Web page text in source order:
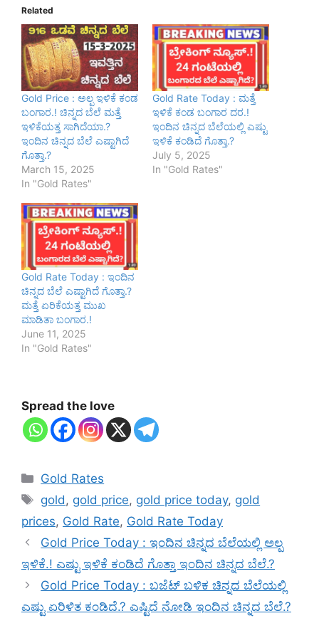
Related
Gold Price : ಅಲ್ಪ ಇಳಿಕೆ ಕಂಡ
ಬಂಗಾರ.! ಚಿನ್ನದ ಬೆಲೆ ಮತ್ತೆ
ಇಳಿಕೆಯತ್ತ ಸಾಗಿದೆಯಾ.?
ಇಂದಿನ ಚಿನ್ನದ ಬೆಲೆ ಎಷ್ಟಾಗಿದೆ
ಗೊತ್ತಾ.?
March 15, 2025
In "Gold Rates"
Gold Rate Today : ಮತ್ತೆ
ಇಳಿಕೆ ಕಂಡ ಬಂಗಾರ ದರ.!
ಇಂದಿನ ಚಿನ್ನದ ಬೆಲೆಯಲ್ಲಿ ಎಷ್ಟು
ಇಳಿಕೆ ಕಂಡಿದೆ ಗೊತ್ತಾ.?
July 5, 2025
In "Gold Rates"
Gold Rate Today : ಇಂದಿನ
ಚಿನ್ನದ ಬೆಲೆ ಎಷ್ಟಾಗಿದೆ ಗೊತ್ತಾ.?
ಮತ್ತೆ ಏರಿಕೆಯತ್ತ ಮುಖ
ಮಾಡಿತಾ ಬಂಗಾರ.!
June 11, 2025
In "Gold Rates"
Spread the love
Categories
Gold Rates
Tags
gold , gold price, gold price today, gold
prices, Gold Rate, Gold Rate Today
Gold Price Today : ಇಂದಿನ ಚಿನ್ನದ ಬೆಲೆಯಲ್ಲಿ ಅಲ್ಪ
ಇಳಿಕೆ.! ಎಷ್ಟು ಇಳಿಕೆ ಕಂಡಿದೆ ಗೊತ್ತಾ ಇಂದಿನ ಚಿನ್ನದ ಬೆಲೆ.?
Gold Price Today : ಬಜೆಟ್ ಬಳಿಕ ಚಿನ್ನದ ಬೆಲೆಯಲ್ಲಿ
ಎಷ್ಟು ಏರಿಳಿತ ಕಂಡಿದೆ.? ಎಷ್ಟಿದೆ ನೋಡಿ ಇಂದಿನ ಚಿನ್ನದ ಬೆಲೆ.?